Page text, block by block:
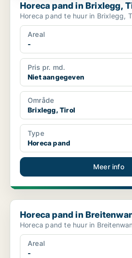
Horeca pand in Brixlegg,
Horeca pand te huur in Brixlegg,
Areal
-
Pris pr. md.
Niet aangegeven
Område
Brixlegg, Tirol
Type
Horeca pand
Meer info
Horeca pand in Breitenwang, Tirol
Horeca pand in
Horeca pand te huur in
Areal
-